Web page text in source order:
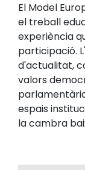
El Model
el treball
experiència
participació.
d'actualitat,
valors
espais
la cambra